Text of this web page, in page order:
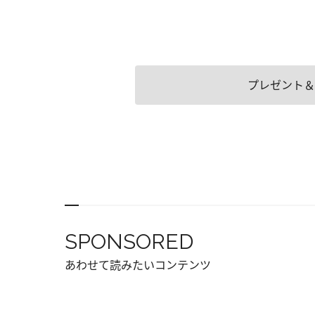
プレゼント
SPONSORED
あわせて読みたいコンテンツ